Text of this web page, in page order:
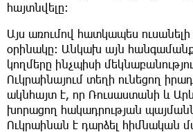
հայտնվելը։
Այս առումով հատկապես ուսանելի
օրինակը։ Անկախ այն
կողմերը ինչպիսի
Ուկրաինայում տեղի ունեցող
ակնհայտ է, որ Ռուսաստանի և
խորացող հակադրության
Ուկրաինան է դարձել հիմնական